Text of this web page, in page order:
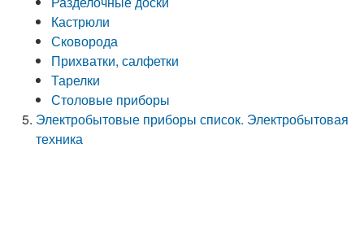
Кастрюли
Сковорода
Прихватки, салфетки
Тарелки
Столовые приборы
Электробытовые приборы список. Электробытовая
техника